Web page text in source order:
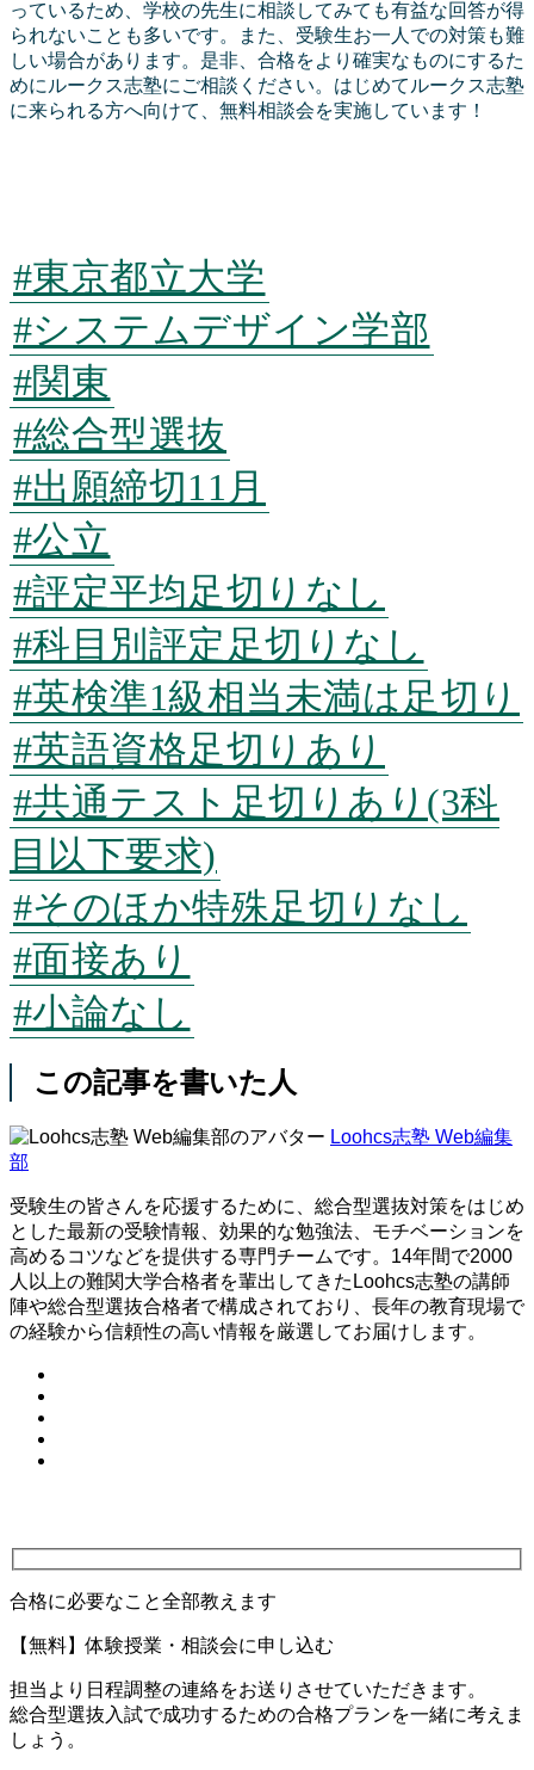
っているため、学校の先生に相談してみても有益な回答が得
られないことも多いです。また、受験生お一人での対策も難
しい場合があります。是非、合格をより確実なものにするた
めにルークス志塾にご相談ください。はじめてルークス志塾
に来られる方へ向けて、無料相談会を実施しています！
#東京都立大学
#システムデザイン学部
#関東
#総合型選抜
#出願締切11月
#公立
#評定平均足切りなし
#科目別評定足切りなし
#英検準1級相当未満は足切り
#英語資格足切りあり
#共通テスト足切りあり(3科
目以下要求)
#そのほか特殊足切りなし
#面接あり
#小論なし
この記事を書いた人
Loohcs志塾 Web編集
部
受験生の皆さんを応援するために、総合型選抜対策をはじめ
とした最新の受験情報、効果的な勉強法、モチベーションを
高めるコツなどを提供する専門チームです。14年間で2000
人以上の難関大学合格者を輩出してきたLoohcs志塾の講師
陣や総合型選抜合格者で構成されており、長年の教育現場で
の経験から信頼性の高い情報を厳選してお届けします。
合格に必要なこと全部教えます
【無料】体験授業・相談会に申し込む
担当より日程調整の連絡をお送りさせていただきます。
総合型選抜入試で成功するための合格プランを一緒に考えま
しょう。